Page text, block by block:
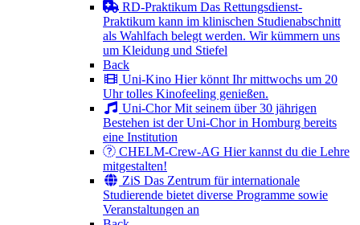
RD-Praktikum Das Rettungsdienst-
Praktikum kann im klinischen Studienabschnitt
als Wahlfach belegt werden. Wir kümmern uns
um Kleidung und Stiefel
Back
Uni-Kino Hier könnt Ihr mittwochs um 20
Uhr tolles Kinofeeling genießen.
Uni-Chor Mit seinem über 30 jährigen
Bestehen ist der Uni-Chor in Homburg bereits
eine Institution
CHELM-Crew-AG Hier kannst du die Lehre
mitgestalten!
ZiS Das Zentrum für internationale
Studierende bietet diverse Programme sowie
Veranstaltungen an